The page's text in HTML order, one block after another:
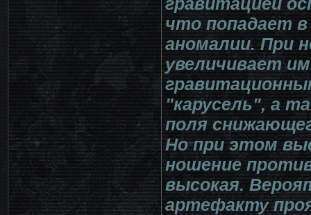
что попадает
аномалии. При
увеличивает
"карусель", а
поля
Но при этом
ношение
высокая.
артефакту